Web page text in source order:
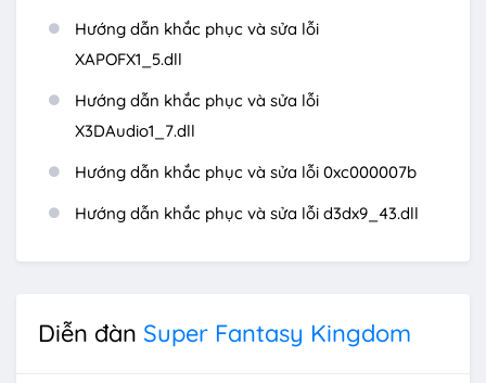
Hướng dẫn khắc phục và sửa lỗi
XAPOFX1_5.dll
Hướng dẫn khắc phục và sửa lỗi
X3DAudio1_7.dll
Hướng dẫn khắc phục và sửa lỗi 0xc000007b
Hướng dẫn khắc phục và sửa lỗi d3dx9_43.dll
Diễn đàn Super Fantasy Kingdom